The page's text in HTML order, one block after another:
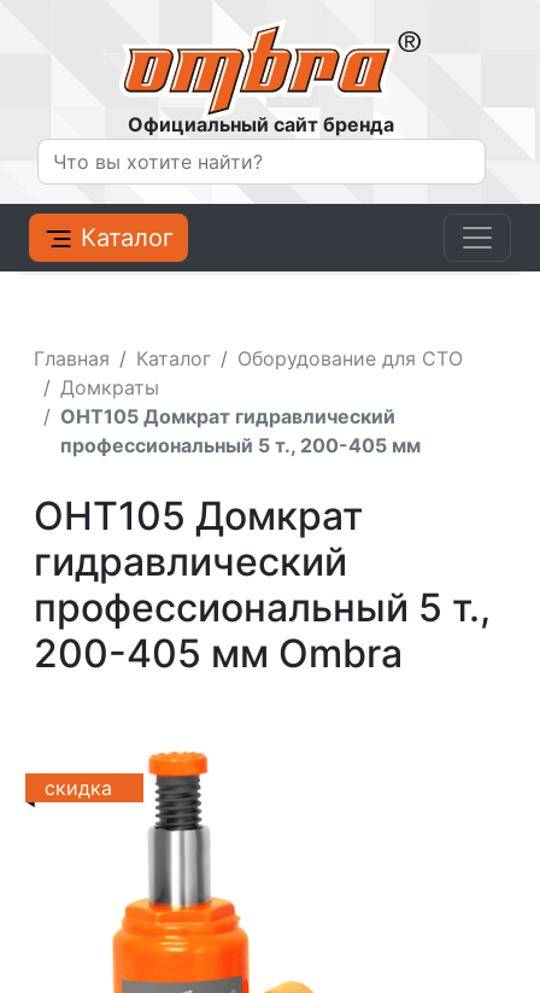
Официальный сайт бренда
Каталог
Главная Каталог
Оборудование для СТО
Домкраты
OHT105 Домкрат гидравлический
профессиональный 5 т., 200-405 мм
OHT105 Домкрат
гидравлический
профессиональный 5 т.,
200-405 мм Ombra
скидка